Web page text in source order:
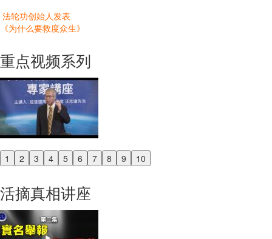
法轮功创始人发表
《为什么要救度众生》
重点视频系列
1 2 3 4 5 6 7 8 9 10
Previous
活摘真相讲座